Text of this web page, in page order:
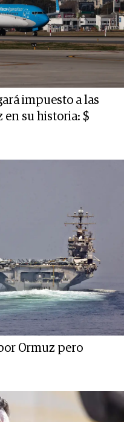
impuesto a las
en su historia: $
Ormuz pero